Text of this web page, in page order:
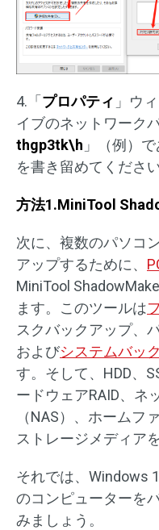
4.「 プロパティ 」ウ
イブのネットワーク
thgp3tk\h 」（例）
を書き留めてください
方法1.MiniTool
次に、複数のパソコ
アップするために、
MiniTool
ます。このツールは
スクバックアップ、
およびシステムバッ
す。そして、HDD、
ードウェアRAID、ネ
（NAS）、ホームフ
ストレージメディア
それでは、Windows
のコンピューターを
みましょう。